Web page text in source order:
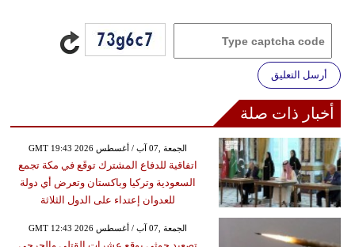
أرسل التعليق
أخبار ذات صلة
GMT 19:43 2026 الجمعة ,07 آب / أغسطس
اتفاقية للدفاع المشترك توقَع في مكة تجمع
السعودية وتركيا وباكستان وتعرض أي دولة
للعدوان إعتداء على الدول الثلاثة
GMT 12:43 2026 الجمعة ,07 آب / أغسطس